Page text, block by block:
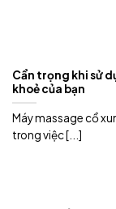
Cẩn trọng khi sử
khoẻ của bạn
Máy massage cổ
trong việc [...]